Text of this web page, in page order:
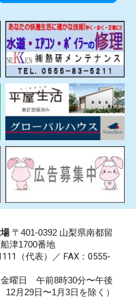
〒401-0392 山梨県南都留
津1700番地
（代表）／ FAX：0555-
曜日 午前8時30分〜午後
12月29日〜1月3日を除く）